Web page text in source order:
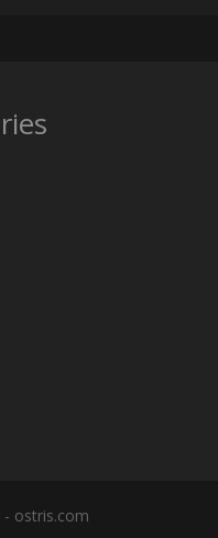
ostris.com